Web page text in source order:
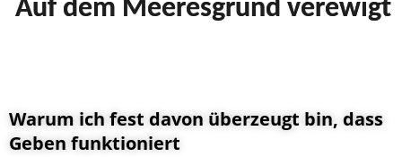
Warum ich fest davon überzeugt bin, dass
Geben funktioniert